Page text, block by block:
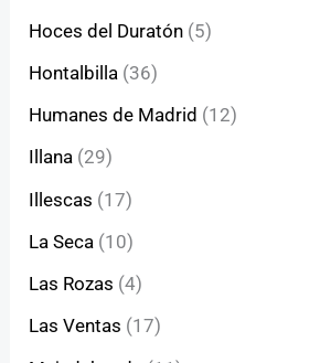
Hoces del Duratón (5)
Hontalbilla (36)
Humanes de Madrid (12)
Illana (29)
Illescas (17)
La Seca (10)
Las Rozas (4)
Las Ventas (17)